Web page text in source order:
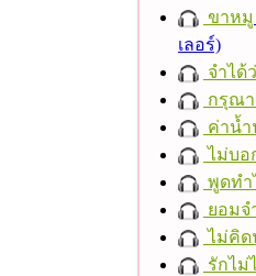
ขาหมู
เลอร์)
จำได้
กรุณา
ค่าน้
ไม่บอ
พูดทำ
ยอม
ไม่คิด
รักไม่